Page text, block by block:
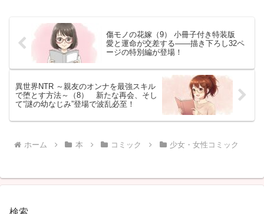
傷モノの花嫁（9） 小冊子付き特装版
愛と運命が交差する――描き下ろし32ペ
ージの特別編が登場！
異世界NTR ～親友のオンナを最強スキル
で堕とす方法～（8） 新たな再会、そし
て“謎の幼なじみ”登場で波乱必至！
ホーム 本 コミック 少女・女性コミック